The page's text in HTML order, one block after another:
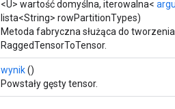
<U> wartość domyślna, iterowalna<
lista<String> rowPartitionTypes)
Metoda fabryczna służąca do
RaggedTensorToTensor.
wynik()
Powstały gęsty tensor.